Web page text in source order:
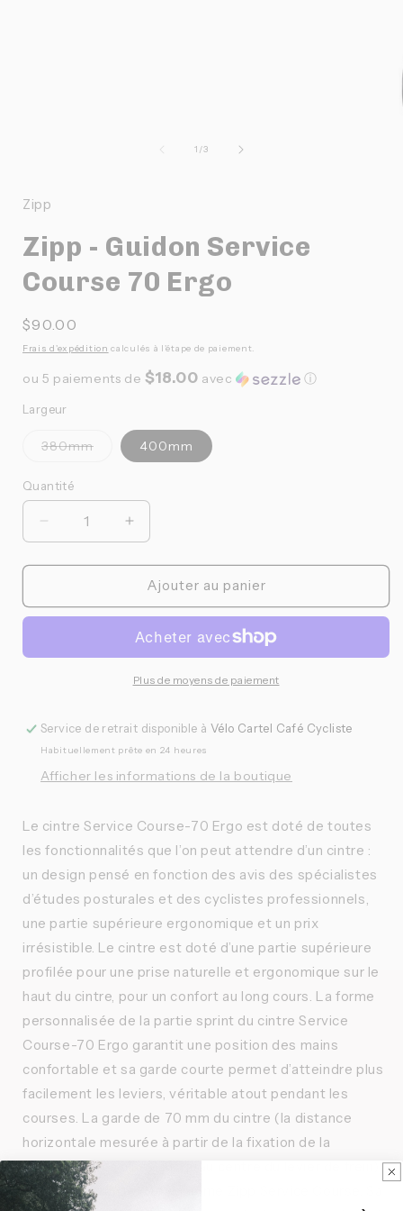
1 /de
3
Zipp
Zipp - Guidon Service
Course 70 Ergo
Prix
habituel
$90.00
Frais d'expédition calculés à l'étape de paiement.
ou 5 paiements de $18.00 avec ⓘ
Largeur
380mmVariante
épuisée
400mm
Quantité
Quantité
Réduire
la
quantité
Zipp
Service
Augmenter
la
quantité
Zipp
Guidon
Service
Course
Ajouter au panier
Plus de moyens de paiement
Service de retrait disponible à Vélo Cartel Café Cycliste
Habituellement prête en 24 heures
Afficher les informations de la boutique
Le cintre Service Course-70 Ergo est doté de toutes
les fonctionnalités que l’on peut attendre d’un cintre :
un design pensé en fonction des avis des spécialistes
d’études posturales et des cyclistes professionnels,
une partie supérieure ergonomique et un prix
irrésistible. Le cintre est doté d’une partie supérieure
profilée pour une prise naturelle et ergonomique sur le
haut du cintre, pour un confort au long cours. La forme
personnalisée de la partie sprint du cintre Service
Course-70 Ergo garantit une position des mains
confortable et sa garde courte permet d’atteindre plus
facilement les leviers, véritable atout pendant les
courses. La garde de 70 mm du cintre (la distance
horizontale mesurée à partir de la fixation de la
potence sur le cintre jusqu’au centre du levier de frein)
est la plus courte de la gamme Zipp Service Course. Sa